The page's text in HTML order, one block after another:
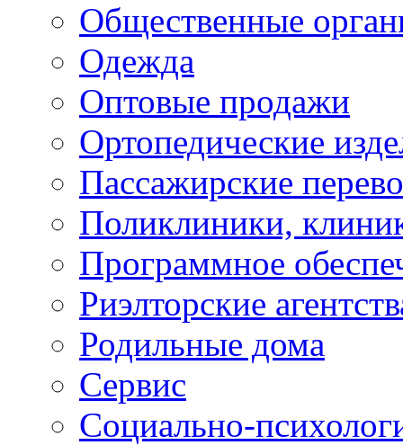
Общественные
Одежда
Оптовые продажи
Ортопедические
Пассажирские
Поликлиники,
Программное
Риэлторские
Родильные дома
Сервис
Социально-